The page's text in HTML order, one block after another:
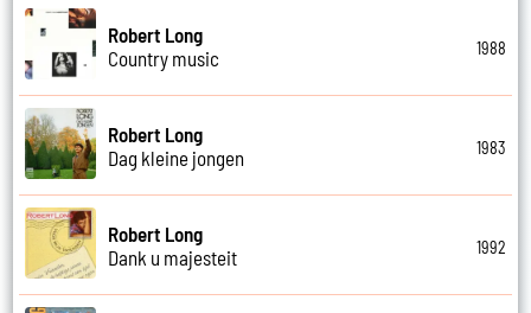
Robert Long
Country music
1988
Robert Long
Dag kleine jongen
1983
Robert Long
Dank u majesteit
1992